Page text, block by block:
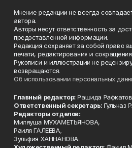
Мнение редакции не всегда
автора.
Авторы несут ответственность за
предоставленной информации.
Редакция сохраняет за собой право
печати, редактирования и сокращения.
Рукописи и иллюстрации не
возвращаются.
Об использовании персональных
Главный редактор: Рашида
Ответственный секретарь: Гульназ
Редакторы отделов:
Миляуша МУХАМЕТЬЯНОВА,
Раиля ГАЛЕЕВА,
Зульфия ХАННАНОВА.